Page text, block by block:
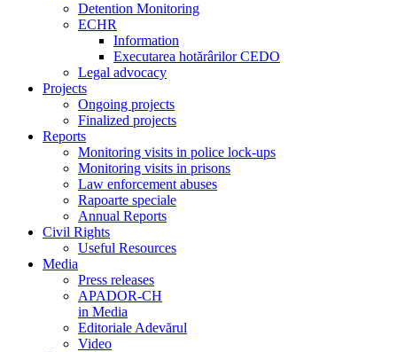
Detention Monitoring
ECHR
Information
Executarea hotărârilor CEDO
Legal advocacy
Projects
Ongoing projects
Finalized projects
Reports
Monitoring visits in police lock-ups
Monitoring visits in prisons
Law enforcement abuses
Rapoarte speciale
Annual Reports
Civil Rights
Useful Resources
Media
Press releases
APADOR-CH
in Media
Editoriale Adevărul
Video